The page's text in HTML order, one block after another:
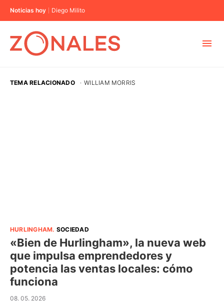
Noticias hoy Diego Milito
TEMA RELACIONADO · WILLIAM MORRIS
HURLINGHAM. SOCIEDAD
«Bien de Hurlingham», la nueva web
que impulsa emprendedores y
potencia las ventas locales: cómo
funciona
08. 05. 2026